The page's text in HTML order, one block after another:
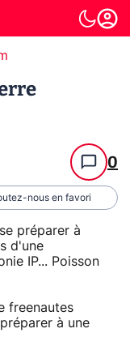
0
nous en favori
préparer à
d'une
IP... Poisson
freenautes
à une